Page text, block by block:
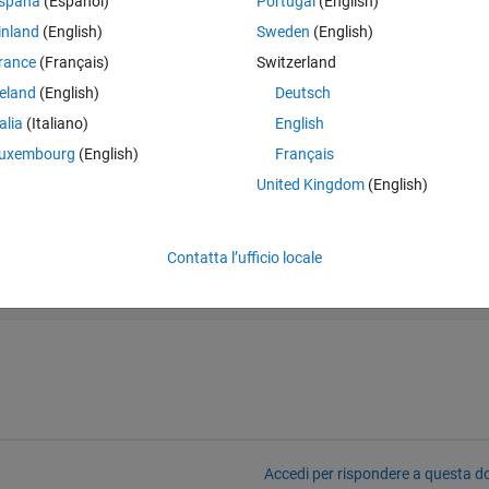
Accedi per rispondere a questa
(English)
(Français)
(English)
(Italiano)
(English)
Sweden (English)
Switzerland
Deutsch
English
Français
United Kingdom(English)
Contatta l’ufficio locale